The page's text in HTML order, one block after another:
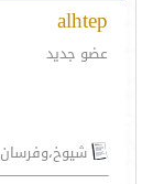
alhtep
عضو جديد
شيوخ،وفرسان